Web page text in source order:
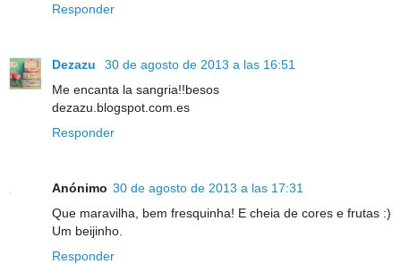
Responder
Dezazu
30 de agosto de 2013 a las 16:51
Me encanta la sangria!!besos
dezazu.blogspot.com.es
Responder
Anónimo 30 de agosto de 2013 a las 17:31
Que maravilha, bem fresquinha! E cheia de cores e frutas :)
Um beijinho.
Responder